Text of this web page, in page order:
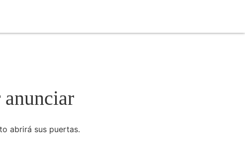
anunciar
abrirá sus puertas.